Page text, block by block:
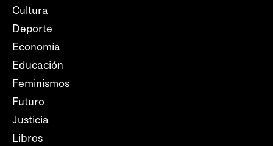
Cultura
Deporte
Economía
Educación
Feminismos
Futuro
Justicia
Libros